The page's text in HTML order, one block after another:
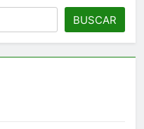
BUSCAR